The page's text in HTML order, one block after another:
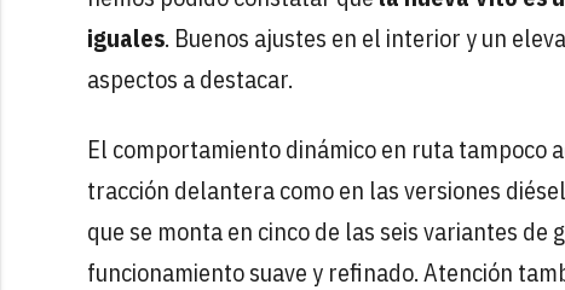
iguales. Buenos ajustes en el interior y un
aspectos a destacar.
El comportamiento dinámico en ruta tampoco
tracción delantera como en las versiones
que se monta en cinco de las seis variantes
funcionamiento suave y refinado. Atención